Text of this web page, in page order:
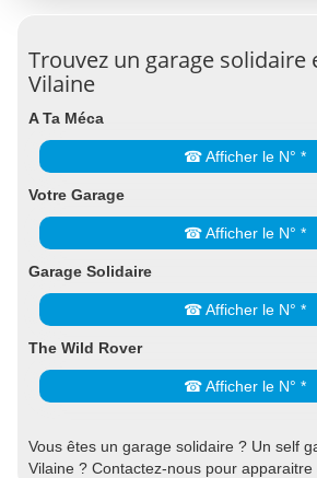
Trouvez un garage solidaire
Vilaine
A Ta Méca
☎ Afficher le N° *
Votre Garage
☎ Afficher le N° *
Garage Solidaire
☎ Afficher le N° *
The Wild Rover
☎ Afficher le N° *
Vous êtes un garage solidaire ? Un self
Vilaine ? Contactez-nous pour apparaitre